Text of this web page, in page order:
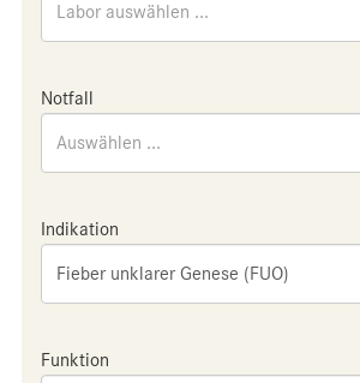
Labor auswählen ...
Notfall
Auswählen ...
Indikation
Fieber unklarer Genese (FUO)
Funktion